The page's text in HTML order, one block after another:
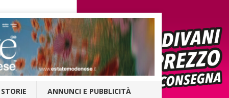
STORIE ANNUNCI E PUBBLICITÀ